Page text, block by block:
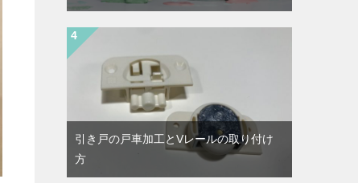
引き戸の戸車加工とVレールの取り付け
方